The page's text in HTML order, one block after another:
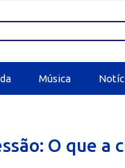
Música
O que a